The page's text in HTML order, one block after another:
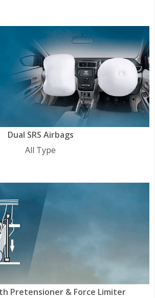
Dual SRS Airbags
All Type
Pretensioner & Force Limiter